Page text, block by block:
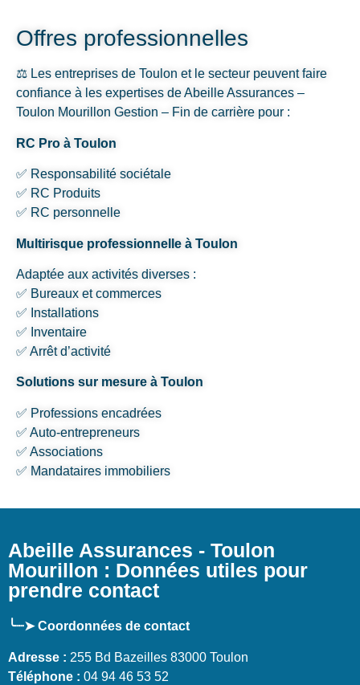
Offres professionnelles
⚖️ Les entreprises de Toulon et le secteur peuvent faire
confiance à les expertises de Abeille Assurances –
Toulon Mourillon Gestion – Fin de carrière pour :
RC Pro à Toulon
✅ Responsabilité sociétale
✅ RC Produits
✅ RC personnelle
Multirisque professionnelle à Toulon
Adaptée aux activités diverses :
✅ Bureaux et commerces
✅ Installations
✅ Inventaire
✅ Arrêt d’activité
Solutions sur mesure à Toulon
✅ Professions encadrées
✅ Auto-entrepreneurs
✅ Associations
✅ Mandataires immobiliers
Abeille Assurances - Toulon
Mourillon : Données utiles pour
prendre contact
╰┈➤ Coordonnées de contact
Adresse : 255 Bd Bazeilles 83000 Toulon
Téléphone : 04 94 46 53 52